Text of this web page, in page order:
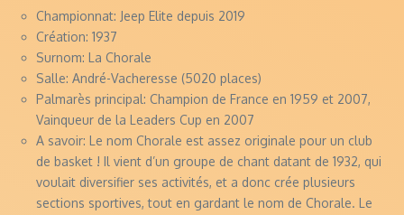
Championnat: Jeep Elite depuis 2019
Création: 1937
Surnom: La Chorale
Salle: André-Vacheresse (5020 places)
Palmarès principal: Champion de France en 1959 et 2007,
Vainqueur de la Leaders Cup en 2007
A savoir: Le nom Chorale est assez originale pour un club
de basket ! Il vient d’un groupe de chant datant de 1932, qui
voulait diversifier ses activités, et a donc crée plusieurs
sections sportives, tout en gardant le nom de Chorale. Le